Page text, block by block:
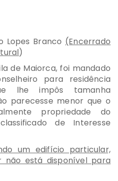
Lopes Branco (Encerrado
)
de Maiorca, foi mandado
para residência
lhe impôs tamanha
parecesse menor que o
propriedade do
de Interesse
um edifício particular,
não está disponível para